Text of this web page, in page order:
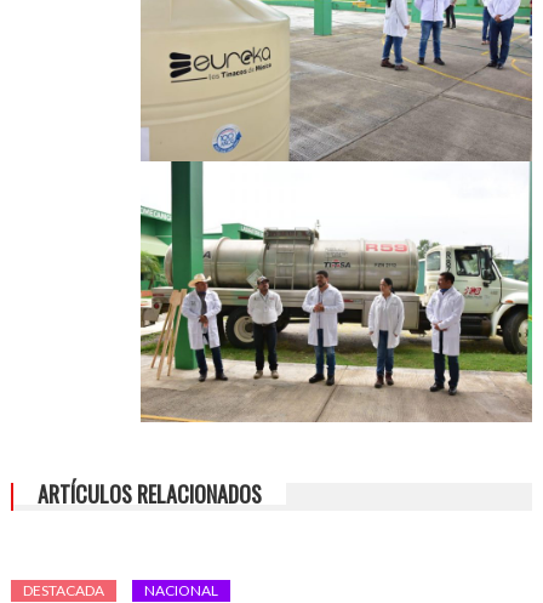
ARTÍCULOS RELACIONADOS
DESTACADA NACIONAL